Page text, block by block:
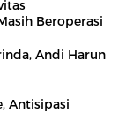
Beroperasi
Andi Harun
Antisipasi